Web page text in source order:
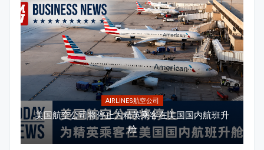
AIRLINES航空公司
美国航空公司将停止为精英乘客在美国国内航班升
舱